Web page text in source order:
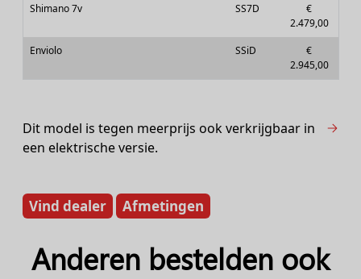
Shimano 7v SS7D
€
2.479,00
Enviolo
SSiD
€
2.945,00
Dit model is tegen meerprijs ook verkrijgbaar in
een elektrische versie.
Vind dealer Afmetingen
Anderen bestelden ook